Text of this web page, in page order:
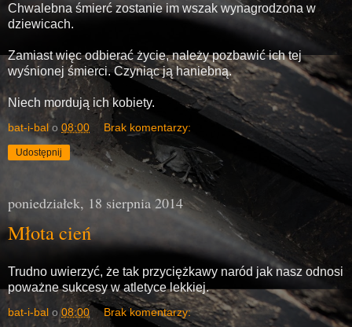
Chwalebna śmierć zostanie im wszak wynagrodzona w
dziewicach.
Zamiast więc odbierać życie, należy pozbawić ich tej
wyśnionej śmierci. Czyniąc ją haniebną.
Niech mordują ich kobiety.
bat-i-bal o 08:00 Brak komentarzy:
Udostępnij
poniedziałek, 18 sierpnia 2014
Młota cień
Trudno uwierzyć, że tak przyciężkawy naród jak nasz odnosi
poważne sukcesy w atletyce lekkiej.
bat-i-bal o08:00 Brak komentarzy: